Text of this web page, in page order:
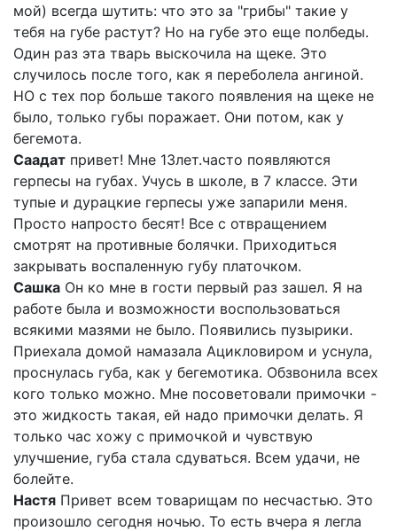
мой) всегда шутить: что это за "грибы" такие у
тебя на губе растут? Но на губе это еще полбеды.
Один раз эта тварь выскочила на щеке. Это
случилось после того, как я переболела ангиной.
НО с тех пор больше такого появления на щеке не
было, только губы поражает. Они потом, как у
бегемота.
Саадат привет! Мне 13лет.часто появляются
герпесы на губах. Учусь в школе, в 7 классе. Эти
тупые и дурацкие герпесы уже запарили меня.
Просто напросто бесят! Все с отвращением
смотрят на противные болячки. Приходиться
закрывать воспаленную губу платочком.
Сашка Он ко мне в гости первый раз зашел. Я на
работе была и возможности воспользоваться
всякими мазями не было. Появились пузырики.
Приехала домой намазала Ацикловиром и уснула,
проснулась губа, как у бегемотика. Обзвонила всех
кого только можно. Мне посоветовали примочки -
это жидкость такая, ей надо примочки делать. Я
только час хожу с примочкой и чувствую
улучшение, губа стала сдуваться. Всем удачи, не
болейте.
Настя Привет всем товарищам по несчастью. Это
произошло сегодня ночью. То есть вчера я легла